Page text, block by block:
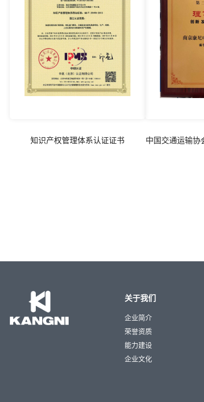
知识产权管理体系认证证书
中国交通运输协
关于我们
企业简介
荣誉资质
能力建设
企业文化